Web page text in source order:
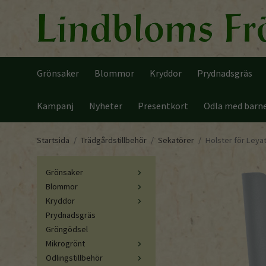
Grönsaker Blommor Kryddor Prydnadsgräs
Kampanj Nyheter Presentkort Odla med
Startsida / Trädgårdstillbehör / Sekatörer / Holster för
Grönsaker
Blommor
Kryddor
Prydnadsgräs
Gröngödsel
Mikrogrönt
Odlingstillbehör